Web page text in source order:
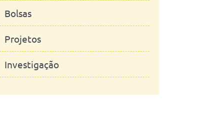
Bolsas
Projetos
Investigação